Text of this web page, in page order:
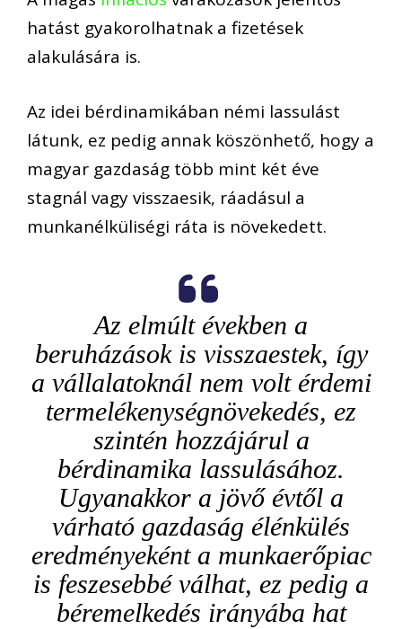
hatást gyakorolhatnak a fizetések
alakulására is.
Az idei bérdinamikában némi lassulást
látunk, ez pedig annak köszönhető, hogy a
magyar gazdaság több mint két éve
stagnál vagy visszaesik, ráadásul a
munkanélküliségi ráta is növekedett.
Az elmúlt években a
beruházások is visszaestek, így
a vállalatoknál nem volt érdemi
termelékenységnövekedés, ez
szintén hozzájárul a
bérdinamika lassulásához.
Ugyanakkor a jövő évtől a
várható gazdaság élénkülés
eredményeként a munkaerőpiac
is feszesebbé válhat, ez pedig a
béremelkedés irányába hat